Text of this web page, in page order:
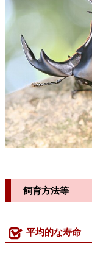
飼育方法等
平均的な寿命